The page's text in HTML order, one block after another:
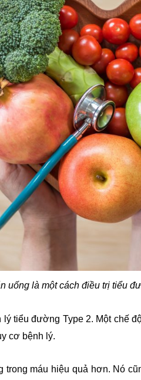
uống là một cách điều trị tiểu
tiểu đường Type 2. Một chế
cơ bệnh lý.
máu hiệu quả hơn. Nó